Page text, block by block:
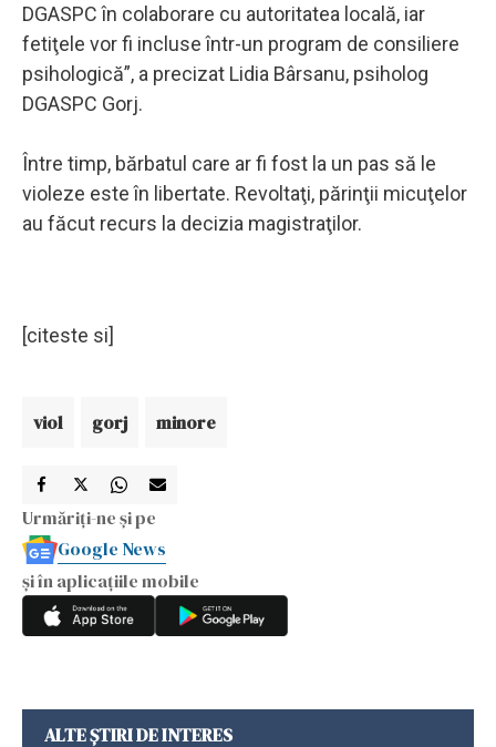
DGASPC în colaborare cu autoritatea locală, iar
fetiţele vor fi incluse într-un program de consiliere
psihologică”, a precizat Lidia Bârsanu, psiholog
DGASPC Gorj.
Între timp, bărbatul care ar fi fost la un pas să le
violeze este în libertate. Revoltaţi, părinţii micuţelor
au făcut recurs la decizia magistraţilor.
[citeste si]
viol gorj minore
Urmăriți-ne și pe
Google News
și în aplicațiile mobile
ALTE ȘTIRI DE INTERES